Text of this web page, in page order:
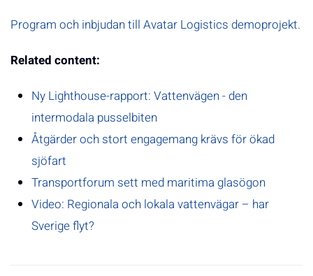
Program och inbjudan till Avatar Logistics demoprojekt.
Related content:
Ny Lighthouse-rapport: Vattenvägen - den
intermodala pusselbiten
Åtgärder och stort engagemang krävs för ökad
sjöfart
Transportforum sett med maritima glasögon
Video: Regionala och lokala vattenvägar – har
Sverige flyt?